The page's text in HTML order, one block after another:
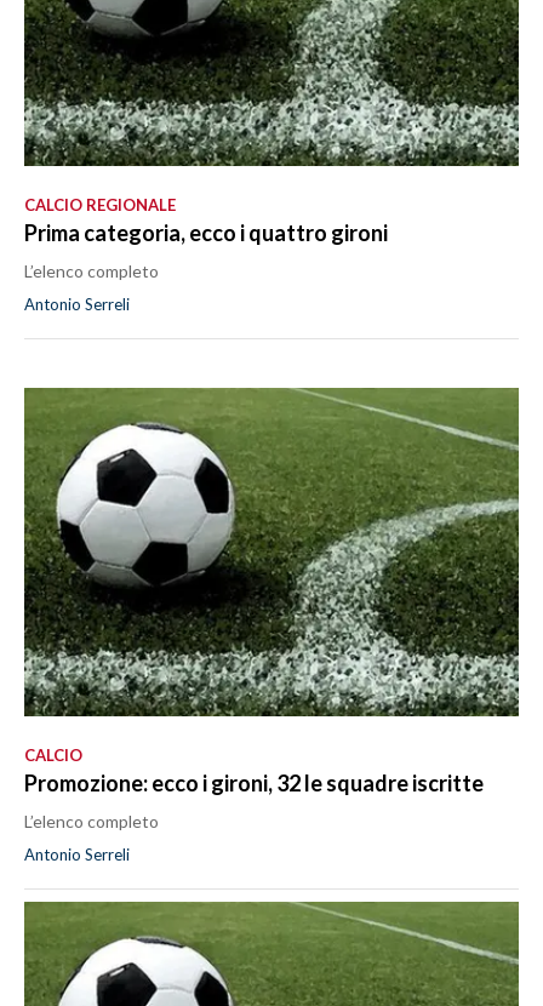
CALCIO REGIONALE
Prima categoria, ecco i quattro gironi
L’elenco completo
Antonio Serreli
CALCIO
Promozione: ecco i gironi, 32 le squadre iscritte
L’elenco completo
Antonio Serreli